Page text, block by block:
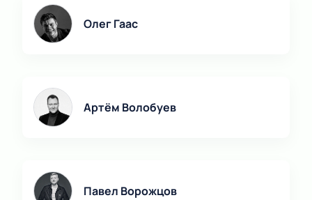
состава.
Актёрский состав:
Филиппов, Илья Козырев, Артём Быстров, Мария
Карпова, Софья Евстигнеева, Евгений Перевалов,
Денис Парамонов, Игорь Хрипунов, Александр
Олег Гаас
Артём Волобуев
Павел Ворожцов